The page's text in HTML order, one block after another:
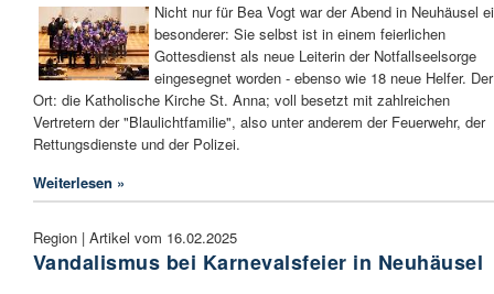
Nicht nur für Bea Vogt war der Abend in Neuhäusel
besonderer: Sie selbst ist in einem feierlichen
Gottesdienst als neue Leiterin der Notfallseelsorge
eingesegnet worden - ebenso wie 18 neue Helfer. Der
Ort: die Katholische Kirche St. Anna; voll besetzt mit zahlreichen
Vertretern der "Blaulichtfamilie", also unter anderem der Feuerwehr, der
Rettungsdienste und der Polizei.
Weiterlesen »
Region | Artikel vom 16.02.2025
Vandalismus bei Karnevalsfeier in Neuhäusel